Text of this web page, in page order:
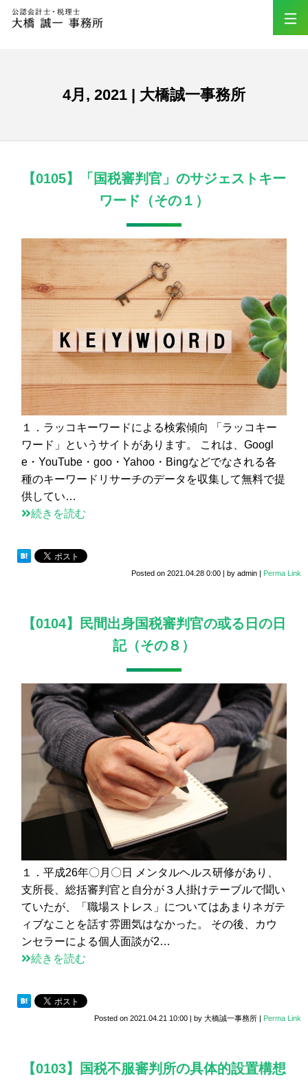
4月, 2021 | 大橋誠一事務所
【0105】「国税審判官」のサジェストキー
ワード（その１）
１．ラッコキーワードによる検索傾向 「ラッコキー
ワード」というサイトがあります。 これは、Googl
e・YouTube・goo・Yahoo・Bingなどでなされる各
種のキーワードリサーチのデータを収集して無料で提
供してい…
続きを読む
Posted on 2021.04.28 0:00 | by admin | Perma Link
【0104】民間出身国税審判官の或る日の日
記（その８）
１．平成26年〇月〇日 メンタルヘルス研修があり、
支所長、総括審判官と自分が３人掛けテーブルで聞い
ていたが、「職場ストレス」についてはあまりネガテ
ィブなことを話す雰囲気はなかった。 その後、カウ
ンセラーによる個人面談が2…
続きを読む
Posted on 2021.04.21 10:00 | by 大橋誠一事務所 | Perma Link
【0103】国税不服審判所の具体的設置構想